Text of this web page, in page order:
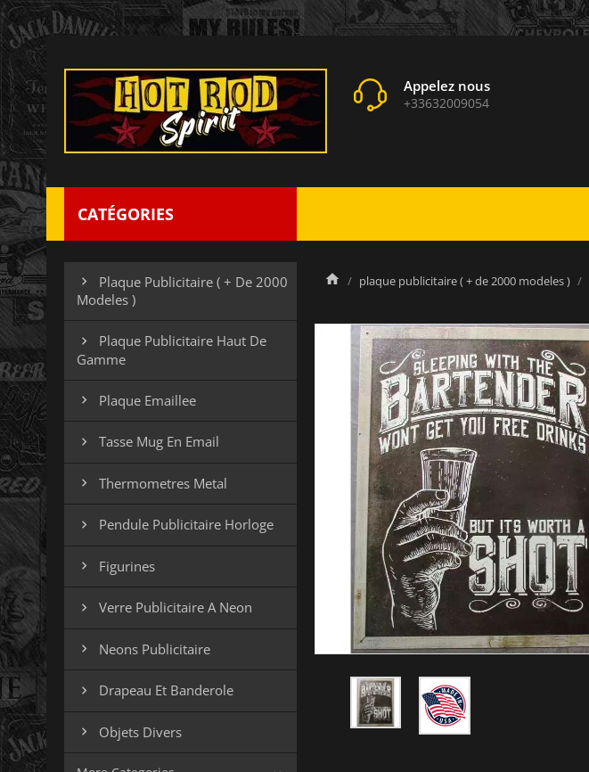
Appelez nous
+33632009054
CATÉGORIES

Plaque Publicitaire ( + De 2000
Modeles )

Plaque Publicitaire Haut De
Gamme
 Plaque Emaillee
 Tasse Mug En Email
 Thermometres Metal
 Pendule Publicitaire Horloge
 Figurines
 Verre Publicitaire A Neon
 Neons Publicitaire
 Drapeau Et Banderole
 Objets Divers
plaque publicitaire ( + de 2000 modeles )